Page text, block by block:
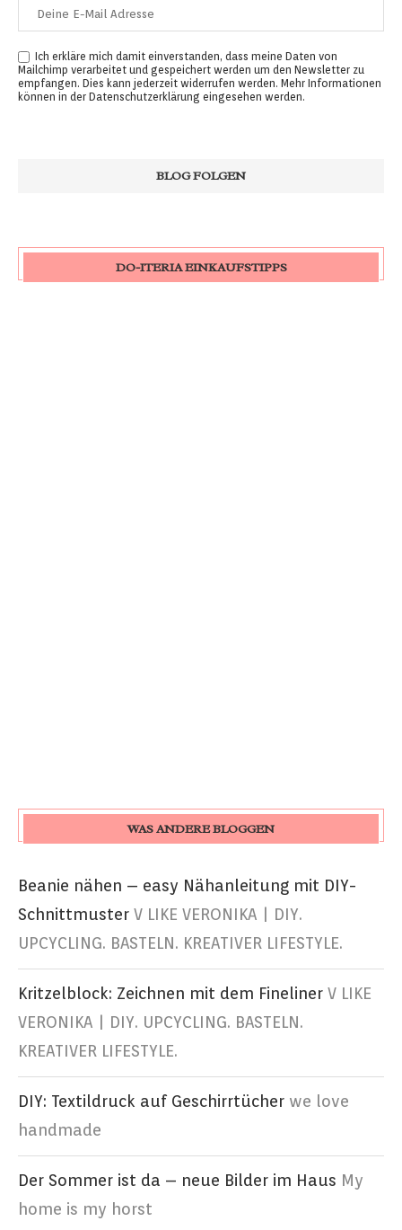
Ich erkläre mich damit einverstanden, dass meine Daten von
Mailchimp verarbeitet und gespeichert werden um den Newsletter zu
empfangen. Dies kann jederzeit widerrufen werden. Mehr Informationen
können in der Datenschutzerklärung eingesehen werden.
DO-ITERIA EINKAUFSTIPPS
WAS ANDERE BLOGGEN
Beanie nähen – easy Nähanleitung mit DIY-
Schnittmuster V LIKE VERONIKA | DIY.
UPCYCLING. BASTELN. KREATIVER LIFESTYLE.
Kritzelblock: Zeichnen mit dem Fineliner V LIKE
VERONIKA | DIY. UPCYCLING. BASTELN.
KREATIVER LIFESTYLE.
DIY: Textildruck auf Geschirrtücher we love
handmade
Der Sommer ist da – neue Bilder im Haus My
home is my horst